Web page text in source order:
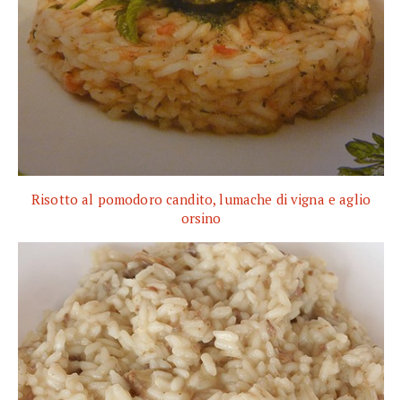
Risotto al pomodoro candito, lumache di vigna e aglio
orsino